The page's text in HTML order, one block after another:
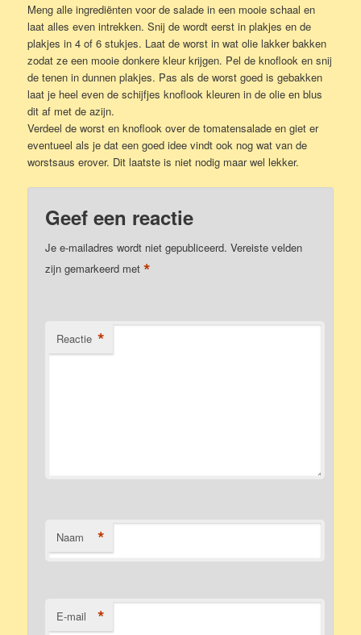
Meng alle ingrediënten voor de salade in een mooie schaal en
laat alles even intrekken. Snij de wordt eerst in plakjes en de
plakjes in 4 of 6 stukjes. Laat de worst in wat olie lakker bakken
zodat ze een mooie donkere kleur krijgen. Pel de knoflook en snij
de tenen in dunnen plakjes. Pas als de worst goed is gebakken
laat je heel even de schijfjes knoflook kleuren in de olie en blus
dit af met de azijn.
Verdeel de worst en knoflook over de tomatensalade en giet er
eventueel als je dat een goed idee vindt ook nog wat van de
worstsaus erover. Dit laatste is niet nodig maar wel lekker.
Geef een reactie
Je e-mailadres wordt niet gepubliceerd. Vereiste velden
zijn gemarkeerd met*
Reactie *
Naam *
E-mail *